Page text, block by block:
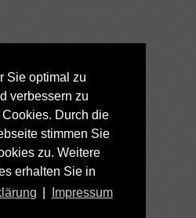
Sie optimal zu
verbessern zu
Durch die
stimmen Sie
zu. Weitere
erhalten Sie in
Impressum